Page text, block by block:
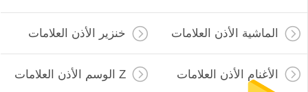
الماشية الأذن العلامات خنزير الأذن العلامات
الأغنام الأذن العلامات Z الوسم الأذن العلامات